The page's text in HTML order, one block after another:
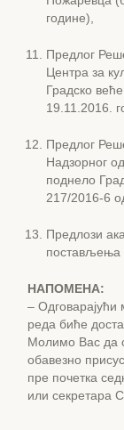
године),
Предлог
Центра за
Градско
19.11.2016.
Предлог
Надзорног
поднело
217/2016-6
Предлози
постављења
НАПОМЕНА:
– Одговарајући
реда биће
Молимо Вас да
обавезно
пре почетка
или секретара